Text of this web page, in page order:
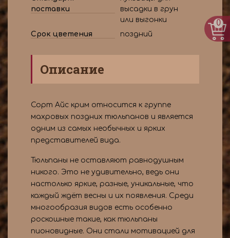
0
поставки
высадки в грун
или выгонки
Срок цветения
поздний
Описание
Сорт Айс крим относится к группе
махровых поздних тюльпанов и является
одним из самых необычных и ярких
представителей вида.
Тюльпаны не оставляют равнодушным
никого. Это не удивительно, ведь они
настолько яркие, разные, уникальные, что
каждый ждёт весны и их появления. Среди
многообразия видов есть особенно
роскошные такие, как тюльпаны
пионовидные. Они стали мотивацией для